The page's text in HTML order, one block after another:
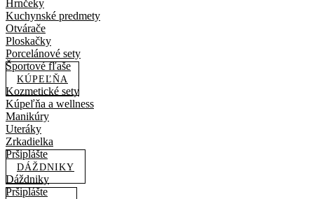
Hrnčeky
Kuchynské predmety
Otvárače
Ploskačky
Porcelánové sety
Športové fľaše
KÚPEĽŇA
Kozmetické sety
Kúpeľňa a wellness
Manikúry
Uteráky
Zrkadielka
Pršiplášte
DÁŽDNIKY
Dáždniky
Pršiplášte